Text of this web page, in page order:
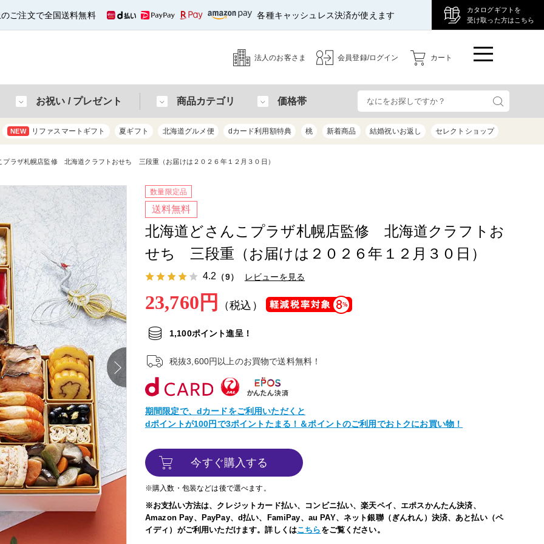
ご注文で全国送料無料 各種キャッシュレス決済が使えます
カタログギフトを
受け取った方はこちら
法人のお客さま 会員登録/ログイン カート
お祝い / プレゼント 商品カテゴリ 価格帯
NEW リファスマートギフト 夏ギフト 北海道グルメ便 dカード利用額特典 桃 新着商品 結婚祝いお返し セレクトショップ
プラザ札幌店監修 北海道クラフトおせち 三段重（お届けは２０２６年１２月３０日）
数量限定品
送料無料
北海道どさんこプラザ札幌店監修 北海道クラフトお
せち 三段重（お届けは２０２６年１２月３０日）
4.2 （9） レビューを見る
23,760円 （税込）
1,100ポイント進呈！
税抜3,600円以上のお買物で送料無料！
期間限定で、dカードをご利用いただくと
dポイントが100円で3ポイントたまる！＆ポイントのご利用でおトクにお買い物！
今すぐ購入する
※購入数・包装などは後で選べます。
※お支払い方法は、クレジットカード払い、コンビニ払い、楽天ペイ、エポスかんたん決済、
Amazon Pay、PayPay、d払い、FamiPay、au PAY、ネット銀聯（ぎんれん）決済、あと払い（ペ
イディ）がご利用いただけます。詳しくはこちら をご覧ください。